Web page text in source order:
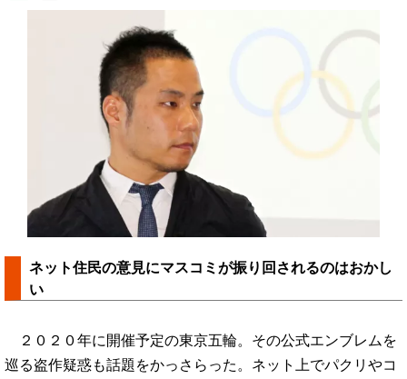
ネット住民の意見にマスコミが振り回されるのはおかし
い
２０２０年に開催予定の東京五輪。その公式エンブレムを
巡る盗作疑惑も話題をかっさらった。ネット上でパクリやコ